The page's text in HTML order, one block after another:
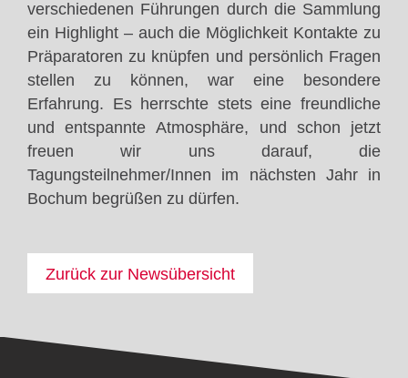
verschiedenen Führungen durch die Sammlung
ein Highlight – auch die Möglichkeit Kontakte zu
Präparatoren zu knüpfen und persönlich Fragen
stellen zu können, war eine besondere
Erfahrung. Es herrschte stets eine freundliche
und entspannte Atmosphäre, und schon jetzt
freuen wir uns darauf, die
Tagungsteilnehmer/Innen im nächsten Jahr in
Bochum begrüßen zu dürfen.
Zurück zur Newsübersicht